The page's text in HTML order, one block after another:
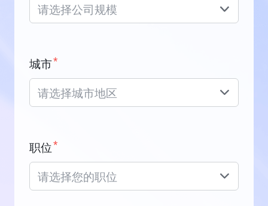
请选择公司规模
城市*
请选择城市地区
职位*
请选择您的职位